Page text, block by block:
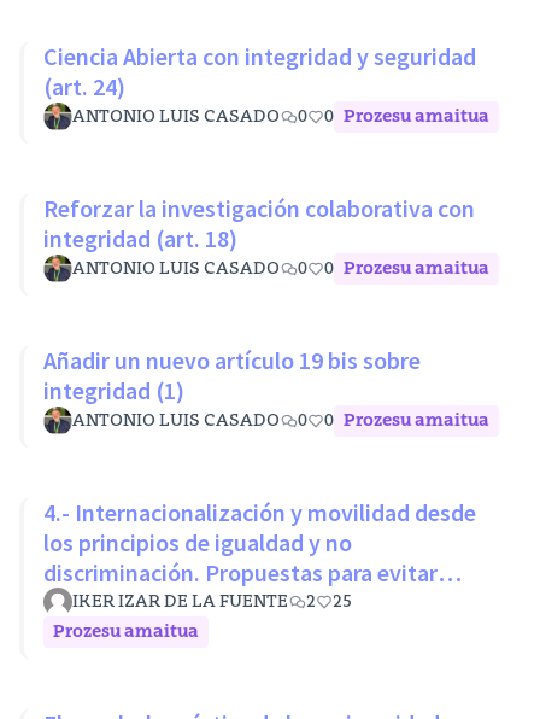
Ciencia Abierta con integridad y seguridad
(art. 24)
ANTONIO LUIS CASADO 0 0 Prozesu amaitua
Reforzar la investigación colaborativa con
integridad (art. 18)
ANTONIO LUIS CASADO 0 0 Prozesu amaitua
Añadir un nuevo artículo 19 bis sobre
integridad (1)
ANTONIO LUIS CASADO 0 0 Prozesu amaitua
4.- Internacionalización y movilidad desde
los principios de igualdad y no
discriminación. Propuestas para evitar
desigualdades estructurales
IKER IZAR DE LA FUENTE 2
25
Prozesu amaitua